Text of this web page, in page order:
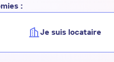
:
Je suis locataire